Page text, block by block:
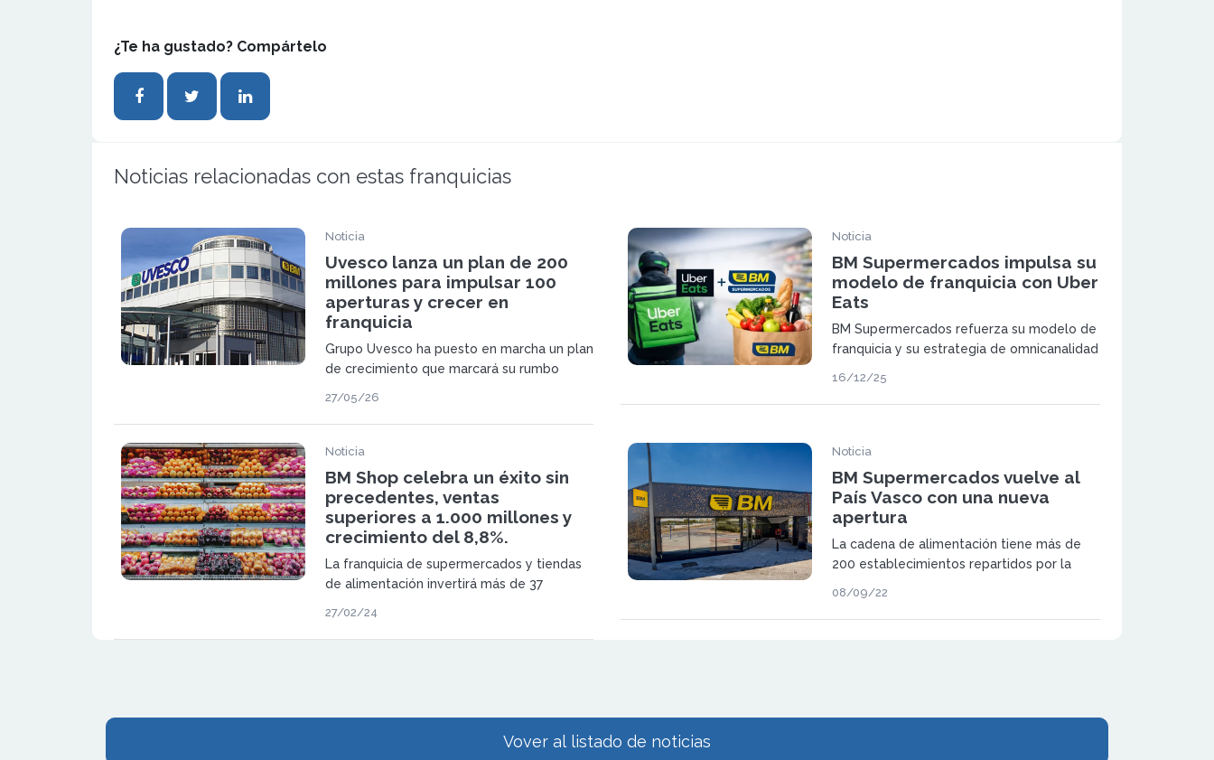
¿Te ha gustado? Compártelo
Noticias relacionadas con estas franquicias
Noticia
Uvesco lanza un plan de 200
millones para impulsar 100
aperturas y crecer en
franquicia
Grupo Uvesco ha puesto en marcha un plan
de crecimiento que marcará su rumbo
Supermercados, destinará 200 millones de
euros a la apertura de 100 nuevos
establecimientos, muchos de ellos
franquiciados.
27/05/26
Noticia
BM Supermercados impulsa su
modelo de franquicia con Uber
Eats
BM Supermercados refuerza su modelo de
franquicia y su estrategia de omnicanalidad
establecimientos al servicio de compra de
supermercado a domicilio de Uber Eats. Un
ampliar ventas y ganar visibilidad digital.
16/12/25
Noticia
BM Shop celebra un éxito sin
precedentes, ventas
superiores a 1.000 millones y
crecimiento del 8,8%.
La franquicia de supermercados y tiendas
de alimentación invertirá más de 37
nuevos establecimientos de alimentación
distribuidos por toda España.
27/02/24
Noticia
BM Supermercados vuelve al
País Vasco con una nueva
apertura
La cadena de alimentación tiene más de
200 establecimientos repartidos por la
de ahorro energético y donde los clientes
pueden encontrar productos locales.
08/09/22
Vover al listado de noticias